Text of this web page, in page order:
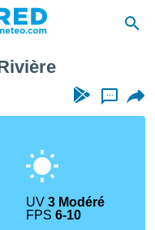
...
UV3 Modéré
FPS6-10